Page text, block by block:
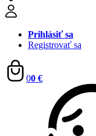
Prihlásiť sa
Registrovať sa
00 €